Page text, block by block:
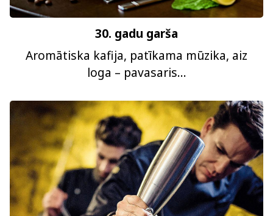
30. gadu garša
Aromātiska kafija, patīkama mūzika, aiz
loga – pavasaris...